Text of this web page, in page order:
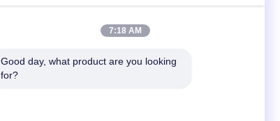
TEL:
7:18 AM
Good day, what product are you looking
for?